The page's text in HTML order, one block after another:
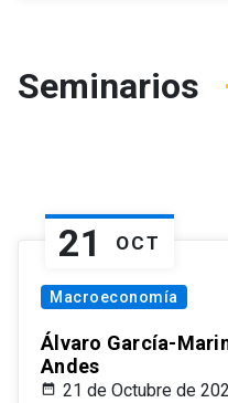
Seminarios
21 OCT
Macroeconomía
Álvaro García-
Andes
21 de Octubre de